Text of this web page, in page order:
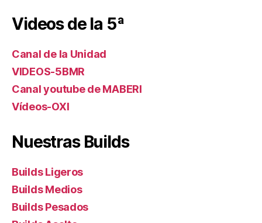
Videos de la 5ª
Canal de la Unidad
VIDEOS-5BMR
Canal youtube de MABERI
Vídeos-OXI
Nuestras Builds
Builds Ligeros
Builds Medios
Builds Pesados